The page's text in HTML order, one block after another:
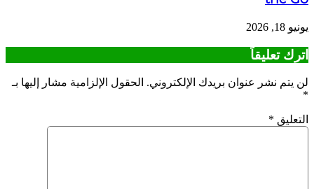
يونيو 18, 2026
اترك تعليقاً
لن يتم نشر عنوان بريدك الإلكتروني. الحقول الإلزامية مشار إليها بـ
*
التعليق *